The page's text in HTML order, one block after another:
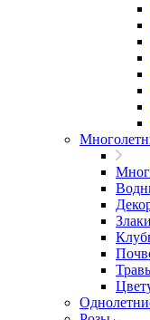
Злаки